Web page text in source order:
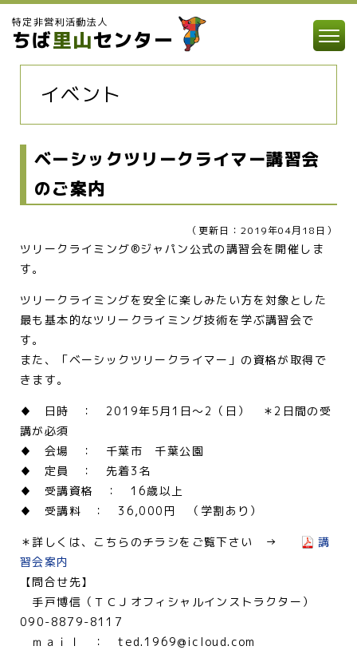
特定非営利活動法人
ちば里山センター
イベント
ベーシックツリークライマー講習会
のご案内
（更新日：2019年04月18日）
ツリークライミング®ジャパン公式の講習会を開催しま
す。
ツリークライミングを安全に楽しみたい方を対象とした
最も基本的なツリークライミング技術を学ぶ講習会で
す。
また、「ベーシックツリークライマー」の資格が取得で
きます。
♦ 日時 ： 2019年5月1日～2（日） ＊2日間の受
講が必須
♦ 会場 ： 千葉市 千葉公園
♦ 定員 ： 先着3名
♦ 受講資格 ： 16歳以上
♦ 受講料 ： 36,000円 （学割あり）
＊詳しくは、こちらのチラシをご覧下さい →
講
習会案内
【問合せ先】
手戸博信（ＴＣＪオフィシャルインストラクター）
090-8879-8117
ｍａｉｌ ： ted.1969@icloud.com